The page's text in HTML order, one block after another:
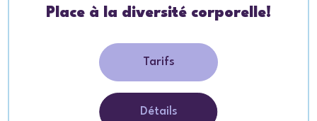
Place à la diversité corporelle!
Tarifs
Détails